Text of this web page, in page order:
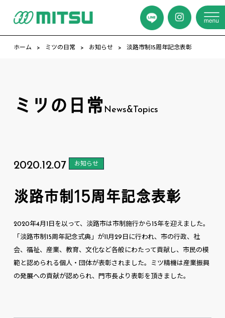
ホーム ミツの日常 お知らせ 淡路市制15周年記念表彰
ミツの日常News&Topics
2020.12.07 お知らせ
淡路市制15周年記念表彰
2020年4月1日を以って、淡路市は市制施行から15年を迎えました。
「淡路市制15周年記念式典」が11月29日に行われ、市の行政、社
会、福祉、産業、教育、文化など各般にわたって貢献し、市民の模
範と認められる個人・団体が表彰されました。ミツ精機は産業振興
の発展への貢献が認められ、門市長より表彰を頂きました。